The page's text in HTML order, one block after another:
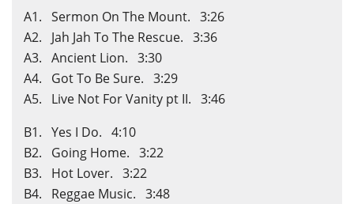
A1. Sermon On The Mount. 3:26
A2. Jah Jah To The Rescue. 3:36
A3. Ancient Lion. 3:30
A4. Got To Be Sure. 3:29
A5. Live Not For Vanity pt II. 3:46
B1. Yes I Do. 4:10
B2. Going Home. 3:22
B3. Hot Lover. 3:22
B4. Reggae Music. 3:48